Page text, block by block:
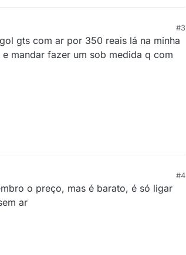
#3
gts com ar por 350 reais lá na minha
mandar fazer um sob medida q com
#4
o preço, mas é barato, é só ligar
ar